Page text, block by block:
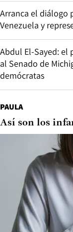
Arranca el diálogo
Venezuela y
Abdul El-Sayed: el
al Senado de
demócratas
PAULA
Así son los